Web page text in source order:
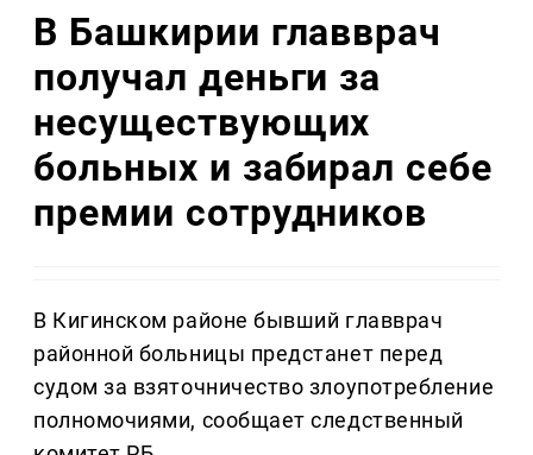
В Башкирии главврач
получал деньги за
несуществующих
больных и забирал себе
премии сотрудников
В Кигинском районе бывший главврач
районной больницы предстанет перед
судом за взяточничество злоупотребление
полномочиями, сообщает следственный